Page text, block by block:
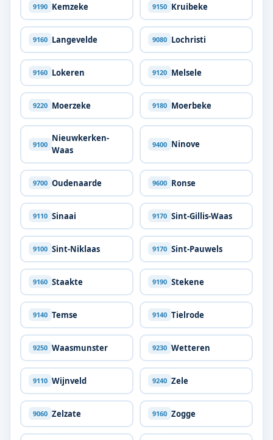
9190 Kemzeke 9150 Kruibeke
9160 Langevelde 9080 Lochristi
9160 Lokeren 9120 Melsele
9220 Moerzeke 9180 Moerbeke
9100
Nieuwkerken-
Waas
9400 Ninove
9700 Oudenaarde 9600 Ronse
9110 Sinaai 9170 Sint-Gillis-Waas
9100 Sint-Niklaas 9170 Sint-Pauwels
9160 Staakte 9190 Stekene
9140 Temse 9140 Tielrode
9250 Waasmunster 9230 Wetteren
9110 Wijnveld 9240 Zele
9060 Zelzate 9160 Zogge